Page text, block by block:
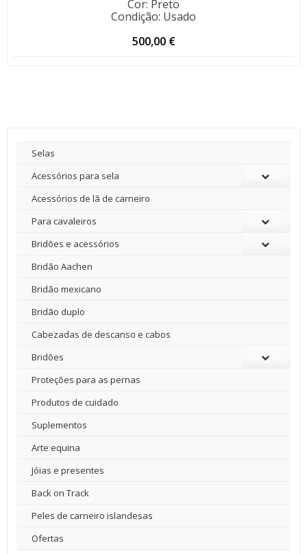
Cor: Preto
Condição: Usado
500,00 €
Selas
Acessórios para sela
Acessórios de lã de carneiro
Para cavaleiros
Bridões e acessórios
Bridão Aachen
Bridão mexicano
Bridão duplo
Cabezadas de descanso e cabos
Bridões
Proteções para as pernas
Produtos de cuidado
Suplementos
Arte equina
Jóias e presentes
Back on Track
Peles de carneiro islandesas
Ofertas